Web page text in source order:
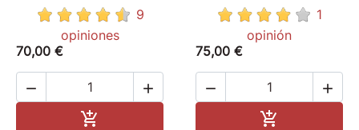
9
opiniones
70,00 €
 

1
opinión
75,00 €
 
